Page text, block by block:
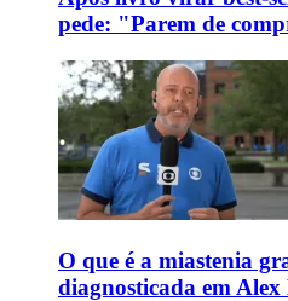
pede: "Parem de
O que é a miastenia
diagnosticada em Alex